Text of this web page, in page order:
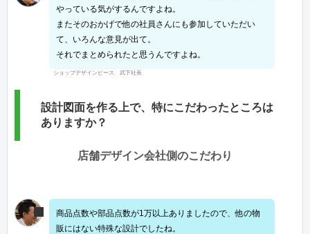
やっている気がするんですよね。
またそのおかげで他の社員さんにも参加していただい
て、いろんな意見が出て。
それでまとめられたと思うんですよね。
ショップデザインピース 武下社長
設計図面を作る上で、特にこだわったところは
ありますか？
店舗デザイン会社側のこだわり
商品点数や部品点数が1万以上ありましたので、他の物
販にはない特殊な設計でしたね。